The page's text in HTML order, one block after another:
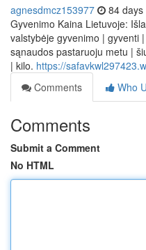
agnesdmcz153977 84 days
Gyvenimo Kaina Lietuvoje:
valstybėje gyvenimo | gyventi
sąnaudos pastaruoju metu |
| kilo. https://
Comments
Who
Comments
Submit a Comment
No HTML